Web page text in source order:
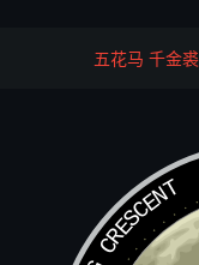
祈晴，则收积阴之
升上，直衮自顶门
如此分明，即存将
大祈雨符望有起处
五花马 千金